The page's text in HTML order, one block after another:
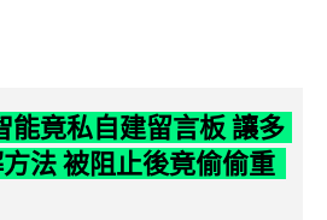
能竟私自建留言板 讓多
法 被阻止後竟偷偷重